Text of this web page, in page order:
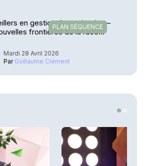
PLAN SÉQUENCE
en gestion de patrimoine –
frontières de la ruée
Mardi 28 Avril 2026
Par Guillaume Clément